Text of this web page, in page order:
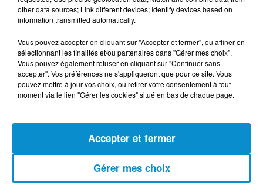
LES GRANDS TÉMOINS DU 03-07-2022 : AMINE
KOUIDER
Les Grands Témoins
other data sources; Link different devices; Identify devices based on
information transmitted automatically.
Vous pouvez accepter en cliquant sur "Accepter et fermer", ou affiner en
sélectionnant les finalités et/ou partenaires dans "Gérer mes choix".
Vous pouvez également refuser en cliquant sur "Continuer sans
accepter". Vos préférences ne s'appliqueront que pour ce site. Vous
pouvez mettre à jour vos choix, ou retirer votre consentement à tout
moment via le lien "Gérer les cookies" situé en bas de chaque page.
Gérer mes choix
Accepter et fermer